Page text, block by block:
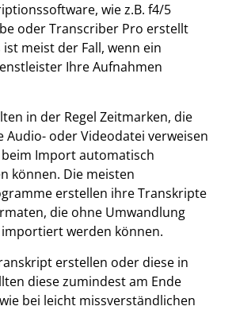
wie z.B. f4/5
oder Transcriber Pro erstellt
meist der Fall, wenn ein
Ihre Aufnahmen
in der Regel Zeitmarken, die
Audio- oder Videodatei verweisen
beim Import automatisch
können. Die meisten
erstellen ihre Transkripte
die ohne Umwandlung
importiert werden können.
erstellen oder diese in
diese zumindest am Ende
bei leicht missverständlichen